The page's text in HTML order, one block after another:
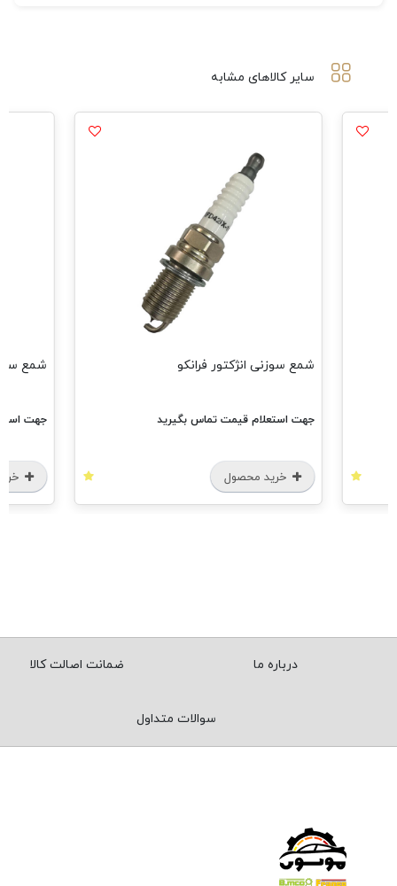
سایر کالاهای مشابه
شمع سه پلاتین فرانکو
جهت استعلام قیمت تماس بگیرید
خرید محصول
درباره ما ضمانت اصالت کالا
سوالات متداول